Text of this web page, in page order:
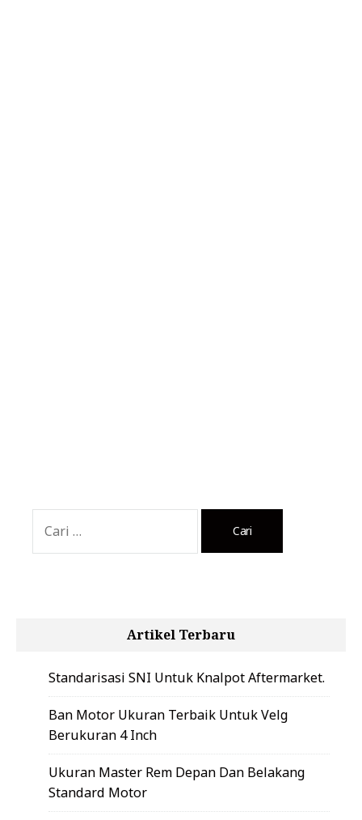
untuk:
Artikel Terbaru
Standarisasi SNI Untuk Knalpot Aftermarket.
Ban Motor Ukuran Terbaik Untuk Velg
Berukuran 4 Inch
Ukuran Master Rem Depan Dan Belakang
Standard Motor